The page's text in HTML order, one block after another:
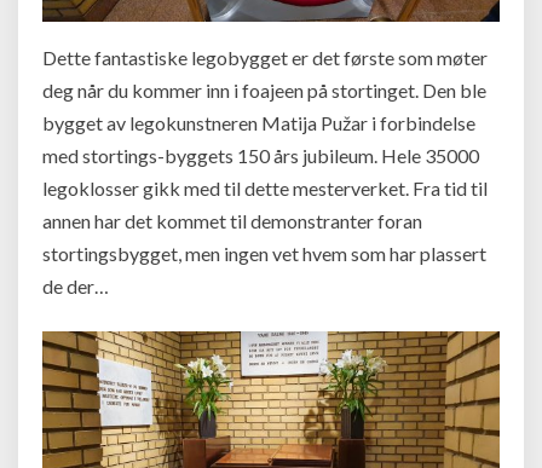
Dette fantastiske legobygget er det første som møter
deg når du kommer inn i foajeen på stortinget. Den ble
bygget av legokunstneren Matija Pužar i forbindelse
med stortings-byggets 150 års jubileum. Hele 35000
legoklosser gikk med til dette mesterverket. Fra tid til
annen har det kommet til demonstranter foran
stortingsbygget, men ingen vet hvem som har plassert
de der…